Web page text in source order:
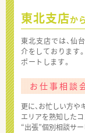
東北支店か
東北支店では、仙
介をしております
ポートします。
お仕事相談
更に、お忙しい方
エリアを熟知したコ
“出張”個別相談サ